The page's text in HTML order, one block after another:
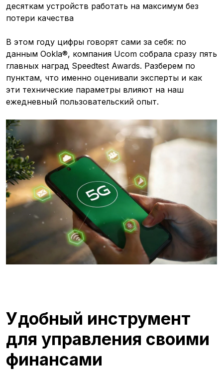
десяткам устройств работать на максимум без
потери качества
В этом году цифры говорят сами за себя: по
данным Ookla®, компания Ucom собрала сразу пять
главных наград Speedtest Awards. Разберем по
пунктам, что именно оценивали эксперты и как
эти технические параметры влияют на наш
ежедневный пользовательский опыт.
Удобный инструмент
для управления своими
финансами